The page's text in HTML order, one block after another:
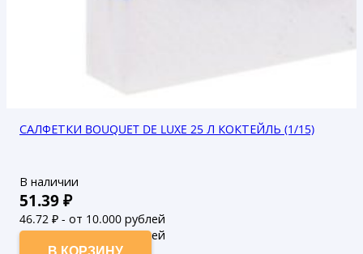
САЛФЕТКИ BOUQUET DE LUXE 25 Л КОКТЕЙЛЬ (1/15)
В наличии
51.39₽
46.72 ₽ - от 10.000 рублей
42.47₽ - от 50.000 рублей